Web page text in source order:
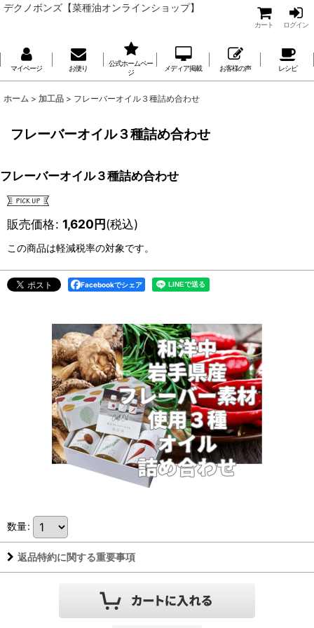
デクノボンズ【菜種油オンラインショップ】
カート ログイン
マイページ お便り
公式ホームペー
ジ
メディア掲載 お客様の声 レシピ
ホーム > 加工品 > フレーバーオイル３種詰め合わせ
フレーバーオイル３種詰め合わせ
フレーバーオイル３種詰め合わせ
販売価格: 1,620円(税込)
この商品は軽減税率の対象です。
Facebookでシェア
数量:
返品特約に関する重要事項